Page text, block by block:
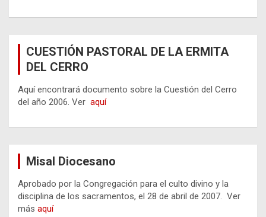
CUESTIÓN PASTORAL DE LA ERMITA
DEL CERRO
Aquí encontrará documento sobre la Cuestión del Cerro
del año 2006. Ver aquí
Misal Diocesano
Aprobado por la Congregación para el culto divino y la
disciplina de los sacramentos, el 28 de abril de 2007. Ver
más aquí